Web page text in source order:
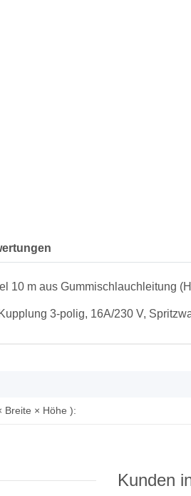
10 m aus Gummischlauchleitung
3-polig, 16A/230 V,
Breite × Höhe ):
Kunden